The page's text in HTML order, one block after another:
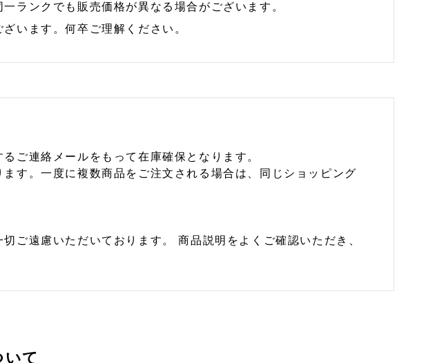
ランクでも販売価格が異なる場合がございます。
います。何卒ご理解ください。
ご連絡メールをもって在庫確保となります。
す。一度に複数商品をご注文される場合は、同じショッピング
ご遠慮いただいております。 商品説明をよくご確認いただき、
いて